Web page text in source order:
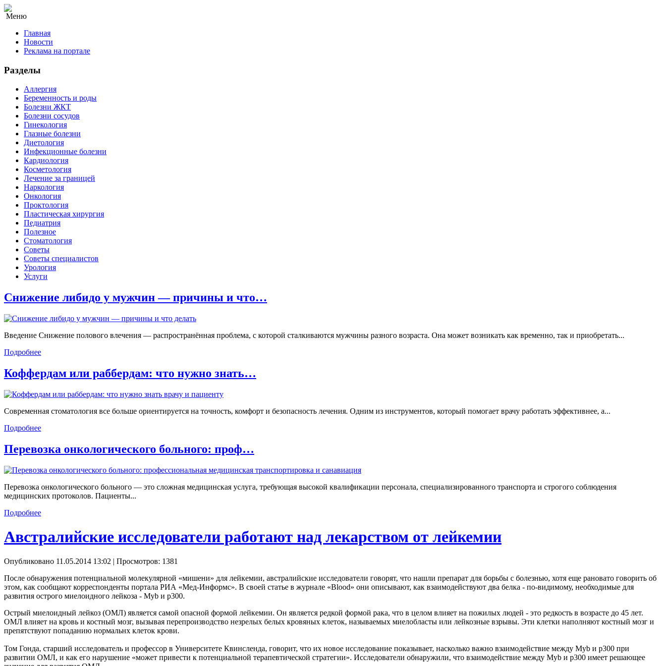
Меню
Главная
Новости
Реклама на портале
Разделы
Аллергия
Беременность и роды
Болезни ЖКТ
Болезни сосудов
Гинекология
Глазные болезни
Диетология
Инфекционные болезни
Кардиология
Косметология
Лечение за границей
Наркология
Онкология
Проктология
Пластическая хирургия
Педиатрия
Полезное
Стоматология
Советы
Советы специалистов
Урология
Услуги
Снижение либидо у мужчин — причины и что…
Введение Снижение полового влечения — распространённая проблема, с которой сталкиваются мужчины разного возраста. Она может возникать как временно, так и приобретать...
Подробнее
Коффердам или раббердам: что нужно знать…
Современная стоматология все больше ориентируется на точность, комфорт и безопасность лечения. Одним из инструментов, который помогает врачу работать эффективнее, а...
Подробнее
Перевозка онкологического больного: проф…
Перевозка онкологического больного — это сложная медицинская услуга, требующая высокой квалификации персонала, специализированного транспорта и строгого соблюдения
медицинских протоколов. Пациенты...
Подробнее
Австралийские исследователи работают над лекарством от лейкемии
Опубликовано 11.05.2014 13:02 | Просмотров: 1381
После обнаружения потенциальной молекулярной «мишени» для лейкемии, австралийские исследователи говорят, что нашли препарат для борьбы с болезнью, хотя еще рановато говорить об
этом, как сообщают корреспонденты портала РИА «Мед-Информс». В своей статье в журнале «Blood» они описывают, как взаимодействуют два белка - по-видимому, необходимые для
развития острого миелоидного лейкоза - Myb и р300.
Острый миелоидный лейкоз (ОМЛ) является самой опасной формой лейкемии. Он является редкой формой рака, что в целом влияет на пожилых людей - это редкость в возрасте до 45 лет.
ОМЛ влияет на кровь и костный мозг, вызывая перепроизводство незрелых белых кровяных клеток, называемых миелобласты или лейкозные взрывы. Эти клетки наполняют костный мозг и
препятствуют попаданию нормальнх клеток крови.
Том Гонда, старший исследователь и профессор в Университете Квинсленда, говорит, что их новое исследование показывает, насколько важно взаимодействие между Myb и p300 при
развитии ОМЛ, и как его нарушение «может привести к потенциальной терапевтической стратегии». Исследователи обнаружили, что взаимодействие между Myb и p300 имеет решающее